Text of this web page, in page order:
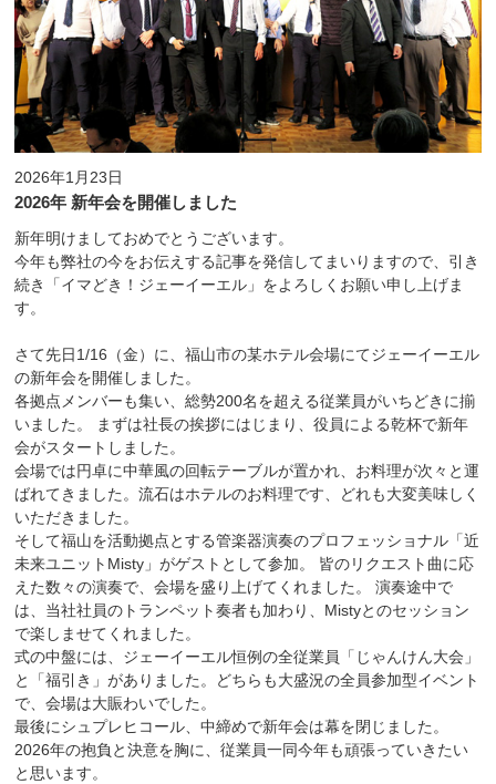
2026年1月23日
2026年 新年会を開催しました
新年明けましておめでとうございます。
今年も弊社の今をお伝えする記事を発信してまいりますので、引き
続き「イマどき！ジェーイーエル」をよろしくお願い申し上げま
す。
さて先日1/16（金）に、福山市の某ホテル会場にてジェーイーエル
の新年会を開催しました。
各拠点メンバーも集い、総勢200名を超える従業員がいちどきに揃
いました。 まずは社長の挨拶にはじまり、役員による乾杯で新年
会がスタートしました。
会場では円卓に中華風の回転テーブルが置かれ、お料理が次々と運
ばれてきました。流石はホテルのお料理です、どれも大変美味しく
いただきました。
そして福山を活動拠点とする管楽器演奏のプロフェッショナル「近
未来ユニットMisty」がゲストとして参加。 皆のリクエスト曲に応
えた数々の演奏で、会場を盛り上げてくれました。 演奏途中で
は、当社社員のトランペット奏者も加わり、Mistyとのセッション
で楽しませてくれました。
式の中盤には、ジェーイーエル恒例の全従業員「じゃんけん大会」
と「福引き」がありました。どちらも大盛況の全員参加型イベント
で、会場は大賑わいでした。
最後にシュプレヒコール、中締めで新年会は幕を閉じました。
2026年の抱負と決意を胸に、従業員一同今年も頑張っていきたい
と思います。